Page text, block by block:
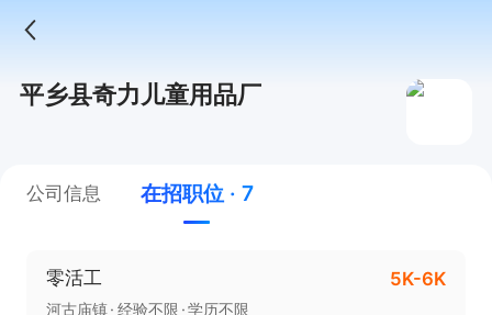
平乡县奇力儿童用品厂
公司信息 在招职位 · 7
零活工 5K-6K
河古庙镇 经验不限 学历不限